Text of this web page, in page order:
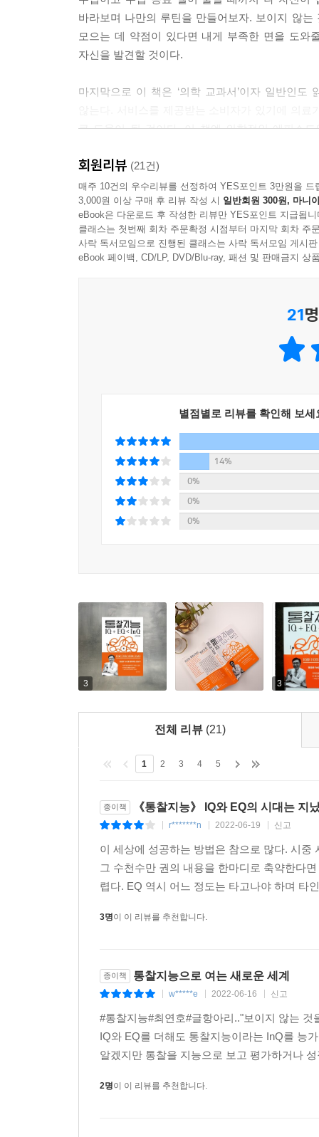
바라보며 나만의 루틴을 만들어보자. 보이지 않
모으는 데 약점이 있다면 내게 부족한 면을 도와
자신을 발견할 것이다.
마지막으로 이 책은 ‘의학 교과서’이자 일반인
큰 도움이 될 것이다. 이 책엔 의학적인 에피소
인공지능은 죽어도 못하는 맥락 찾기의 중요성
이 책은 IQ와 EQ 이야기로부터 시작한다. 통찰
전략을 이용해야 하는지, 그리고 보이지 않는 것
다음으로는 인간이 왜 그렇게 보이지 않는 것에
그러고 나면 본격적으로 본질 찾기에 들어간다
‘실리’의 균형 감각을 갖는 데 힘쓸 것을 주장한
근대 철학의 양대 산맥인 이성주의와 경험주의
파악해보면 보이지 않던 것이 갑자기 드러남을
체크리스트로 활용하면 독자들에게 도움이 될
일상에서 통찰 훈련을 하다보면 곧 발전된 자신
것을 이번 기회에 만회해보자. 꾸준한 통찰 훈련
감염이었다. 의사는 유미가 입원해 항생제 주사
알아보려고 초음파를 시행했는데 엉뚱한 소견
의심되고 총콜레스테롤 값이 최고치를 훌쩍 넘
것이 좋겠다는 의견을 내놓았다.
엄마는 그렇다고 했다. “가끔은요 엄마의 식이
요로 감염과 관련해 일시적 간염으로 나타난 듯하
지켜보던 중 복통이 계속돼 한 대학병원으로 의
담즙 찌꺼기가 보였지만 담낭 벽에 염증 소견은
권유했다. 아이의 고통을 지켜보던 엄마는 즉각
하지만 아이는 여전히 복통을 느껴 결국 저자를
것에 대해 두려움이나 차를 타기 전에 멀미할까
맥락을 갖고 있다. 다만 이 맥락이 잘 보이지 않으
시야 사고에 갇히지 않기
인간이 저지르는 실수 중 많은 것은 좁은 시야에
통해 인지한 뒤 단계를 미리 내다볼 수 있기 때문이
회원리뷰 (21건)
매주 10건의 우수리뷰를 선정하여 YES포인트 3만원을 드
3,000원 이상 구매 후 리뷰 작성 시 일반회원 300원, 마니
eBook은 다운로드 후 작성한 리뷰만 YES포인트 지급됩니
클래스는 첫번째 회차 주문확정 시점부터 마지막 회차 주
사락 독서모임으로 진행된 클래스는 사락 독서모임 게시
eBook 페이백, CD/LP, DVD/Blu-ray, 패션 및 판매금지 상
21
별점별로 리뷰를 확인해 보세
14%
0%
0%
0%
3 3
전체 리뷰 (21)
1 2 3 4 5
종이책 《통찰지능》 IQ와 EQ의 시대는 지
r*******n 2022-06-19 신고
이 세상에 성공하는 방법은 참으로 많다. 시
그 수천수만 권의 내용을 한마디로 축약한다
렵다. EQ 역시 어느 정도는 타고나야 하며 타
3명이 이 리뷰를 추천합니다.
종이책 통찰지능으로 여는 새로운 세계
w*****e 2022-06-16 신고
#통찰지능#최연호#글항아리.."보이지 않는
IQ와 EQ를 더해도 통찰지능이라는 InQ를 능
알겠지만 통찰을 지능으로 보고 평가하거나
2명이 이 리뷰를 추천합니다.